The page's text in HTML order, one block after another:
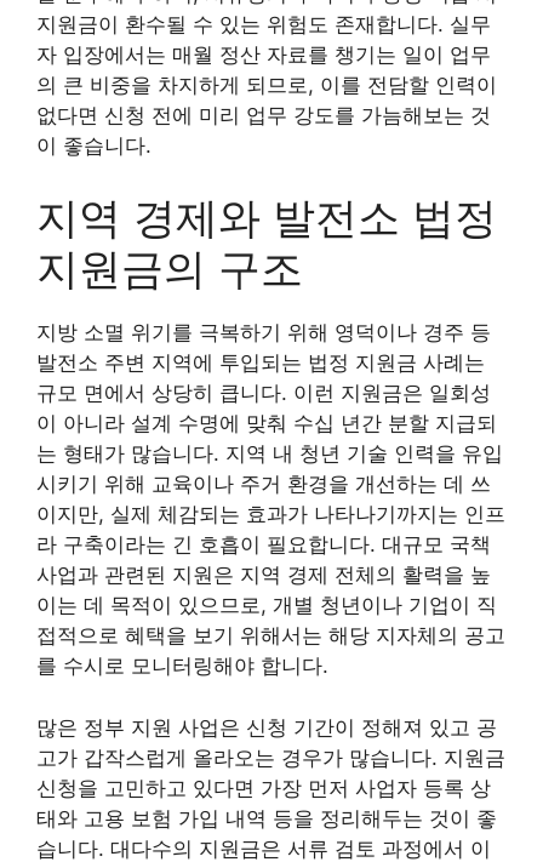
지원금이 환수될 수 있는 위험도 존재합니다. 실무
자 입장에서는 매월 정산 자료를 챙기는 일이 업무
의 큰 비중을 차지하게 되므로, 이를 전담할 인력이
없다면 신청 전에 미리 업무 강도를 가늠해보는 것
이 좋습니다.
지역 경제와 발전소 법정
지원금의 구조
지방 소멸 위기를 극복하기 위해 영덕이나 경주 등
발전소 주변 지역에 투입되는 법정 지원금 사례는
규모 면에서 상당히 큽니다. 이런 지원금은 일회성
이 아니라 설계 수명에 맞춰 수십 년간 분할 지급되
는 형태가 많습니다. 지역 내 청년 기술 인력을 유입
시키기 위해 교육이나 주거 환경을 개선하는 데 쓰
이지만, 실제 체감되는 효과가 나타나기까지는 인프
라 구축이라는 긴 호흡이 필요합니다. 대규모 국책
사업과 관련된 지원은 지역 경제 전체의 활력을 높
이는 데 목적이 있으므로, 개별 청년이나 기업이 직
접적으로 혜택을 보기 위해서는 해당 지자체의 공고
를 수시로 모니터링해야 합니다.
많은 정부 지원 사업은 신청 기간이 정해져 있고 공
고가 갑작스럽게 올라오는 경우가 많습니다. 지원금
신청을 고민하고 있다면 가장 먼저 사업자 등록 상
태와 고용 보험 가입 내역 등을 정리해두는 것이 좋
습니다. 대다수의 지원금은 서류 검토 과정에서 이